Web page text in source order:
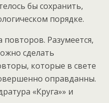
бы сохранить,
порядке.
Разумеется,
сделать
которые в свете
оправданны.
«Круга»» и